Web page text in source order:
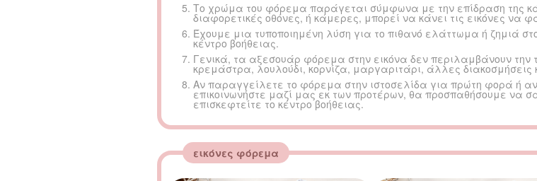
Το χρώμα του φόρεμα παράγεται σύμφωνα με την επίδραση της
διαφορετικές οθόνες, ή κάμερες, μπορεί να κάνει τις εικόνες να
Έχουμε μια τυποποιημένη λύση για το πιθανό ελάττωμα ή ζημιά
κέντρο βοήθειας.
Γενικά, τα αξεσουάρ φόρεμα στην εικόνα δεν περιλαμβάνουν
κρεμάστρα, λουλούδι, κορνίζα, μαργαριτάρι, άλλες διακοσμήσεις
Αν παραγγείλετε το φόρεμα στην ιστοσελίδα για πρώτη φορά ή
επικοινωνήστε μαζί μας εκ των προτέρων, θα προσπαθήσουμε να
επισκεφτείτε το κέντρο βοήθειας.
εικόνες φόρεμα